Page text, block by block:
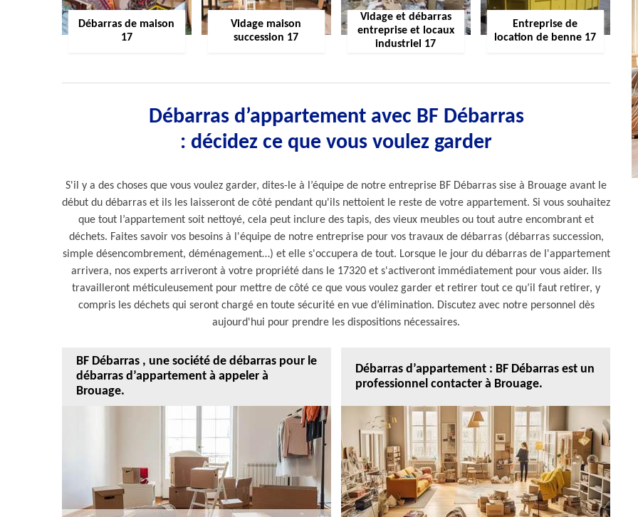
Débarras de maison
17
Vidage maison
succession 17
Vidage et débarras
entreprise et locaux
industriel 17
Entreprise de
location de benne 17
Débarras d’appartement avec BF Débarras
: décidez ce que vous voulez garder
S'il y a des choses que vous voulez garder, dites-le à l’équipe de notre entreprise BF Débarras sise à Brouage avant le
début du débarras et ils les laisseront de côté pendant qu'ils nettoient le reste de votre appartement. Si vous souhaitez
que tout l’appartement soit nettoyé, cela peut inclure des tapis, des vieux meubles ou tout autre encombrant et
déchets. Faites savoir vos besoins à l'équipe de notre entreprise pour vos travaux de débarras (débarras succession,
simple désencombrement, déménagement…) et elle s'occupera de tout. Lorsque le jour du débarras de l'appartement
arrivera, nos experts arriveront à votre propriété dans le 17320 et s'activeront immédiatement pour vous aider. Ils
travailleront méticuleusement pour mettre de côté ce que vous voulez garder et retirer tout ce qu’il faut retirer, y
compris les déchets qui seront chargé en toute sécurité en vue d’élimination. Discutez avec notre personnel dès
aujourd'hui pour prendre les dispositions nécessaires.
BF Débarras , une société de débarras pour le
débarras d’appartement à appeler à
Brouage.
Débarras d’appartement : BF Débarras est un
professionnel contacter à Brouage.